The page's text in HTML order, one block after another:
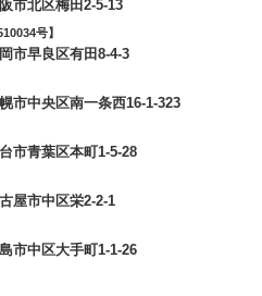
市北区梅田2-5-13
号】
市早良区有田8-4-3
市中央区南一条西16-1-323
市青葉区本町1-5-28
屋市中区栄2-2-1
市中区大手町1-1-26